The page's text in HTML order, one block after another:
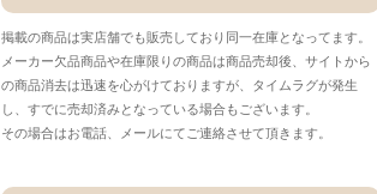
掲載の商品は実店舗でも販売しており同一在庫となってます。
メーカー欠品商品や在庫限りの商品は商品売却後、サイトから
の商品消去は迅速を心がけておりますが、タイムラグが発生
し、すでに売却済みとなっている場合もございます。
その場合はお電話、メールにてご連絡させて頂きます。